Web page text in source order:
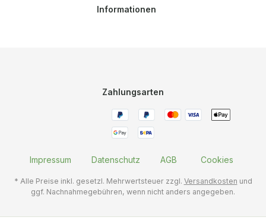
Informationen
Zahlungsarten
Impressum Datenschutz AGB Cookies
* Alle Preise inkl. gesetzl. Mehrwertsteuer zzgl. Versandkosten und
ggf. Nachnahmegebühren, wenn nicht anders angegeben.